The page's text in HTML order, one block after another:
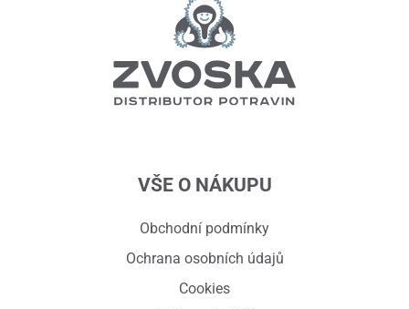
VŠE O NÁKUPU
Obchodní podmínky
Ochrana osobních údajů
Cookies